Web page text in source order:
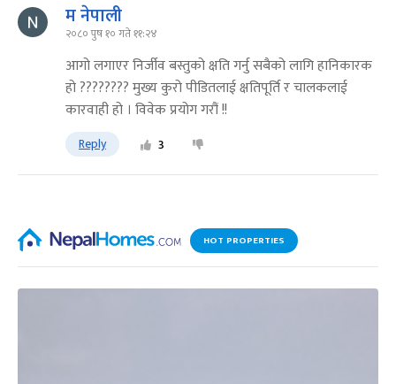
म नेपाली
२०८० पुष १० गते ११:२४
आगो लगाएर निर्जीव बस्तुको क्षति गर्नु सबैको लागि हानिकारक
हो ???????? मुख्य कुरो पीडितलाई क्षतिपूर्ति र चालकलाई
कारवाही हो । विवेक प्रयोग गरौं !!
Reply 3
HOT PROPERTIES